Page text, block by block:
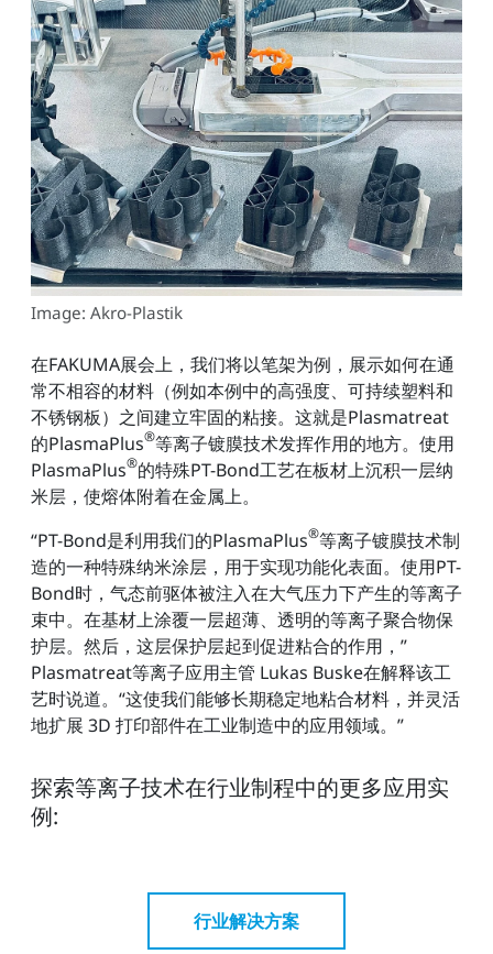
Image: Akro-Plastik
在FAKUMA展会上，我们将以笔架为例，展示如何在通
常不相容的材料（例如本例中的高强度、可持续塑料和
不锈钢板）之间建立牢固的粘接。这就是Plasmatreat
的PlasmaPlus®等离子镀膜技术发挥作用的地方。使用
PlasmaPlus®的特殊PT-Bond工艺在板材上沉积一层纳
米层，使熔体附着在金属上。
“PT-Bond是利用我们的PlasmaPlus®等离子镀膜技术制
造的一种特殊纳米涂层，用于实现功能化表面。使用PT-
Bond时，气态前驱体被注入在大气压力下产生的等离子
束中。在基材上涂覆一层超薄、透明的等离子聚合物保
护层。然后，这层保护层起到促进粘合的作用，”
Plasmatreat等离子应用主管 Lukas Buske在解释该工
艺时说道。“这使我们能够长期稳定地粘合材料，并灵活
地扩展 3D 打印部件在工业制造中的应用领域。”
探索等离子技术在行业制程中的更多应用实
例:
行业解决方案